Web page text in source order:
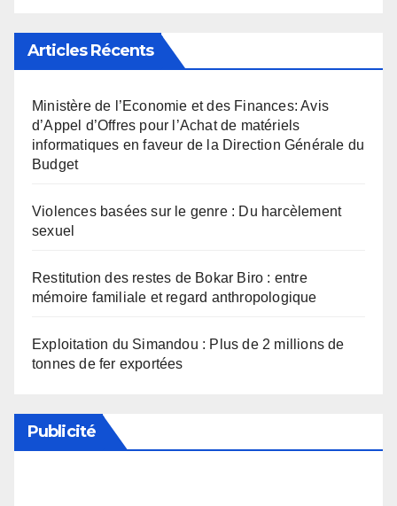
Articles Récents
Ministère de l’Economie et des Finances: Avis
d’Appel d’Offres pour l’Achat de matériels
informatiques en faveur de la Direction Générale du
Budget
Violences basées sur le genre : Du harcèlement
sexuel
Restitution des restes de Bokar Biro : entre
mémoire familiale et regard anthropologique
Exploitation du Simandou : Plus de 2 millions de
tonnes de fer exportées
Publicité